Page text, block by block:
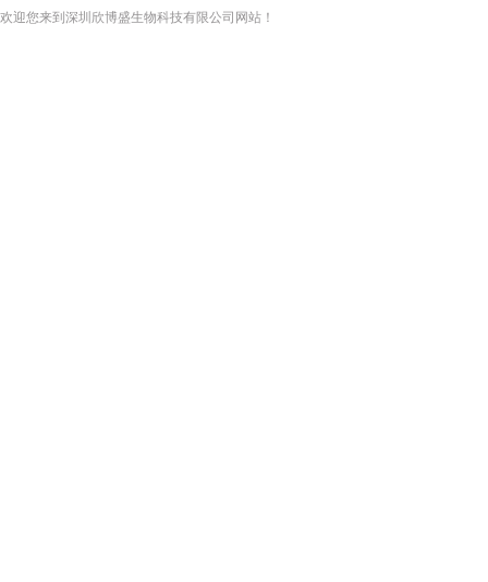
欢迎您来到深圳欣博盛生物科技有限公司网站！